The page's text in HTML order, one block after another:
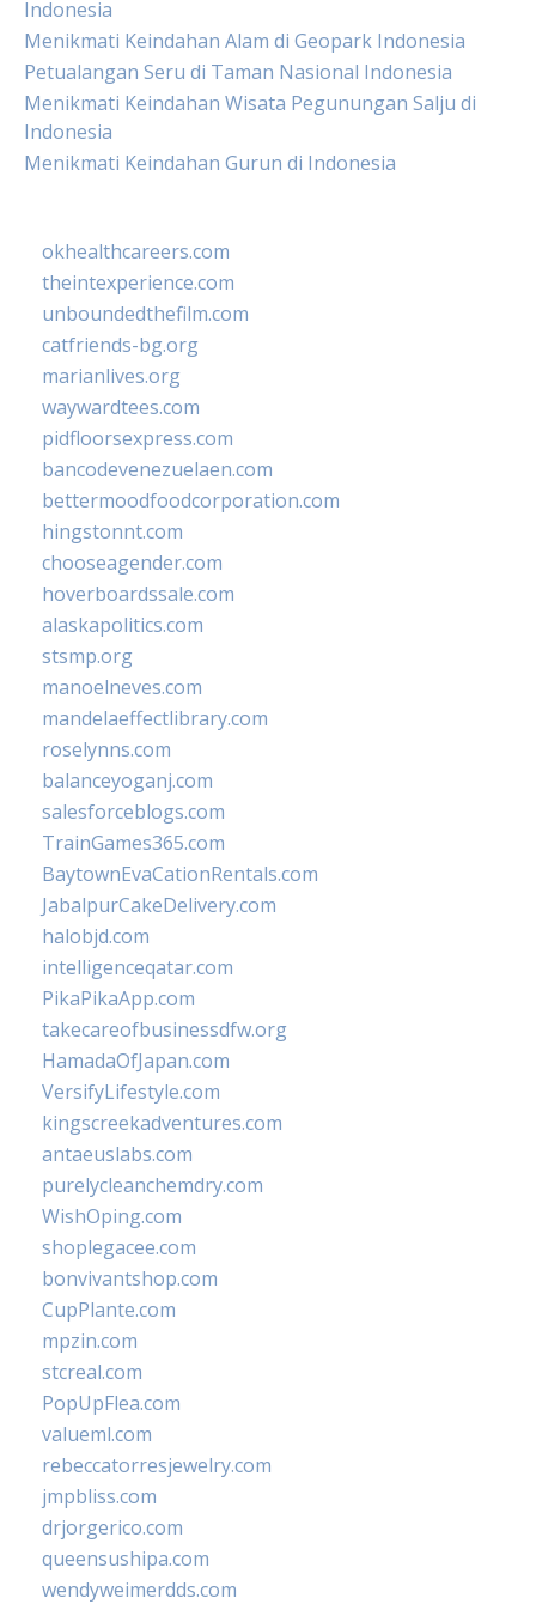
Indonesia
Menikmati Keindahan Alam di Geopark Indonesia
Petualangan Seru di Taman Nasional Indonesia
Menikmati Keindahan Wisata Pegunungan Salju di
Indonesia
Menikmati Keindahan Gurun di Indonesia
okhealthcareers.com
theintexperience.com
unboundedthefilm.com
catfriends-bg.org
marianlives.org
waywardtees.com
pidfloorsexpress.com
bancodevenezuelaen.com
bettermoodfoodcorporation.com
hingstonnt.com
chooseagender.com
hoverboardssale.com
alaskapolitics.com
stsmp.org
manoelneves.com
mandelaeffectlibrary.com
roselynns.com
balanceyoganj.com
salesforceblogs.com
TrainGames365.com
BaytownEvaCationRentals.com
JabalpurCakeDelivery.com
halobjd.com
intelligenceqatar.com
PikaPikaApp.com
takecareofbusinessdfw.org
HamadaOfJapan.com
VersifyLifestyle.com
kingscreekadventures.com
antaeuslabs.com
purelycleanchemdry.com
WishOping.com
shoplegacee.com
bonvivantshop.com
CupPlante.com
mpzin.com
stcreal.com
PopUpFlea.com
valueml.com
rebeccatorresjewelry.com
jmpbliss.com
drjorgerico.com
queensushipa.com
wendyweimerdds.com